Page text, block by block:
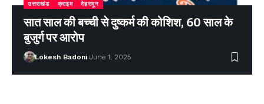
उत्तराखंड क्राइम देहरादून
सात साल की बच्ची से दुष्कर्म की कोशिश, 60 साल के
बुजुर्ग पर आरोप
Lokesh Badoni June 1, 2025